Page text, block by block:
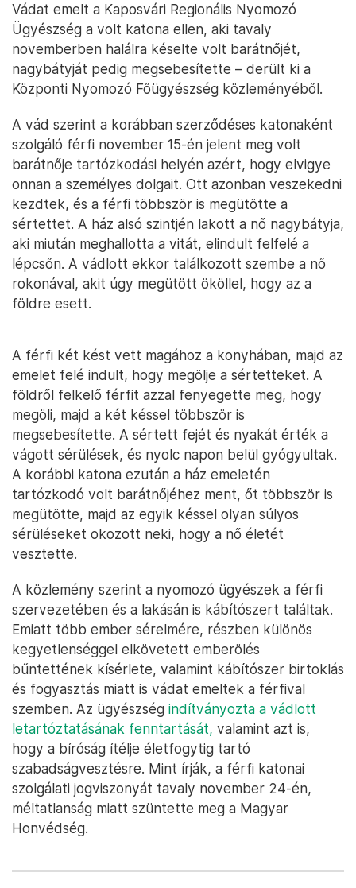
Vádat emelt a Kaposvári Regionális Nyomozó
Ügyészség a volt katona ellen, aki tavaly
novemberben halálra késelte volt barátnőjét,
nagybátyját pedig megsebesítette – derült ki a
Központi Nyomozó Főügyészség közleményéből.
A vád szerint a korábban szerződéses katonaként
szolgáló férfi november 15-én jelent meg volt
barátnője tartózkodási helyén azért, hogy elvigye
onnan a személyes dolgait. Ott azonban veszekedni
kezdtek, és a férfi többször is megütötte a
sértettet. A ház alsó szintjén lakott a nő nagybátyja,
aki miután meghallotta a vitát, elindult felfelé a
lépcsőn. A vádlott ekkor találkozott szembe a nő
rokonával, akit úgy megütött ököllel, hogy az a
földre esett.
A férfi két kést vett magához a konyhában, majd az
emelet felé indult, hogy megölje a sértetteket. A
földről felkelő férfit azzal fenyegette meg, hogy
megöli, majd a két késsel többször is
megsebesítette. A sértett fejét és nyakát érték a
vágott sérülések, és nyolc napon belül gyógyultak.
A korábbi katona ezután a ház emeletén
tartózkodó volt barátnőjéhez ment, őt többször is
megütötte, majd az egyik késsel olyan súlyos
sérüléseket okozott neki, hogy a nő életét
vesztette.
A közlemény szerint a nyomozó ügyészek a férfi
szervezetében és a lakásán is kábítószert találtak.
Emiatt több ember sérelmére, részben különös
kegyetlenséggel elkövetett emberölés
bűntettének kísérlete, valamint kábítószer birtoklás
és fogyasztás miatt is vádat emeltek a férfival
szemben. Az ügyészség indítványozta a vádlott
letartóztatásának fenntartását, valamint azt is,
hogy a bíróság ítélje életfogytig tartó
szabadságvesztésre. Mint írják, a férfi katonai
szolgálati jogviszonyát tavaly november 24-én,
méltatlanság miatt szüntette meg a Magyar
Honvédség.